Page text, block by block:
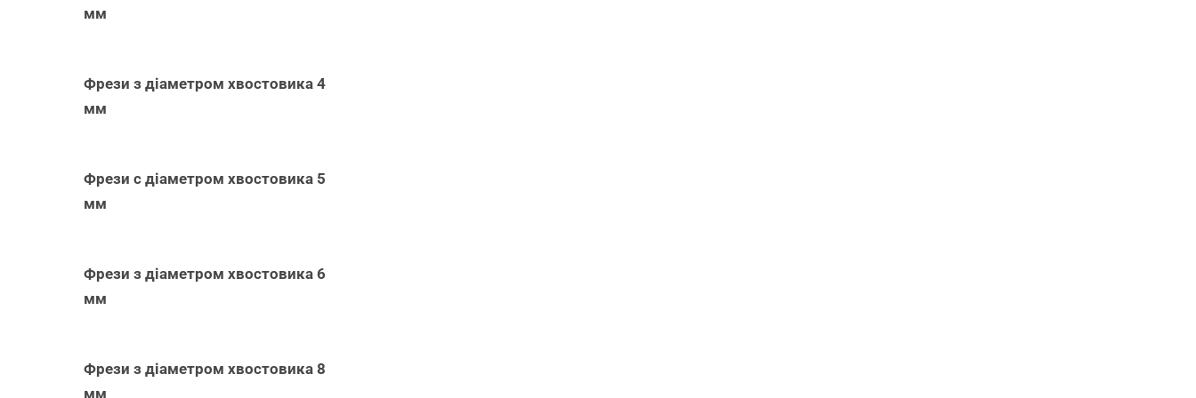
мм
Фрези з діаметром хвостовика 4
мм
Фрези с діаметром хвостовика 5
мм
Фрези з діаметром хвостовика 6
мм
Фрези з діаметром хвостовика 8
мм